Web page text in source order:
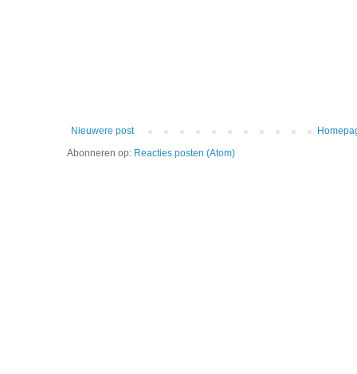
Nieuwere post
Abonneren op: Reacties posten (Atom)